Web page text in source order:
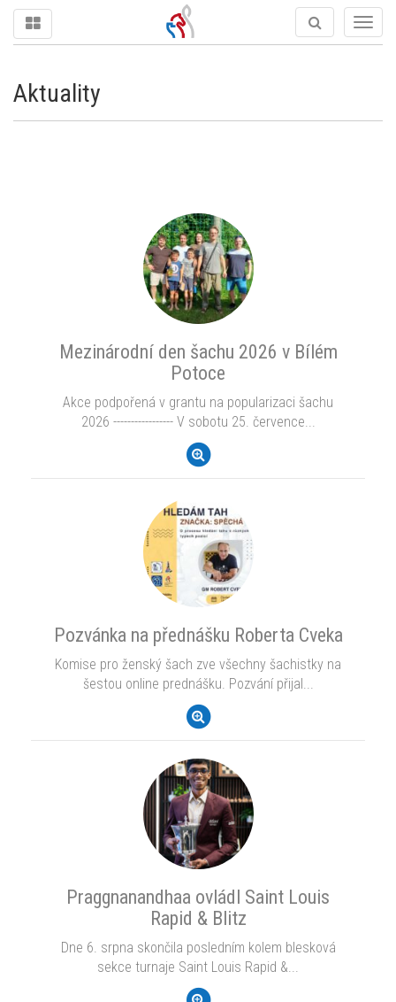
Aktuality
Mezinárodní den šachu 2026 v Bílém
Potoce
Akce podpořená v grantu na popularizaci šachu
2026 ----------------- V sobotu 25. července...
Pozvánka na přednášku Roberta Cveka
Komise pro ženský šach zve všechny šachistky na
šestou online prednášku. Pozvání přijal...
Praggnanandhaa ovládl Saint Louis
Rapid & Blitz
Dne 6. srpna skončila posledním kolem blesková
sekce turnaje Saint Louis Rapid &...